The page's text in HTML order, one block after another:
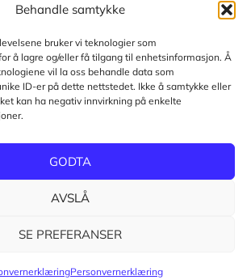
Behandle samtykke
bruker vi teknologier som
å lagre og/eller få tilgang til enhetsinformasjon. Å
vil la oss behandle data som
ID-er på dette nettstedet. Ikke å samtykke eller
kan ha negativ innvirkning på enkelte
GODTA
AVSLÅ
SE PREFERANSER
Personvernerklæring